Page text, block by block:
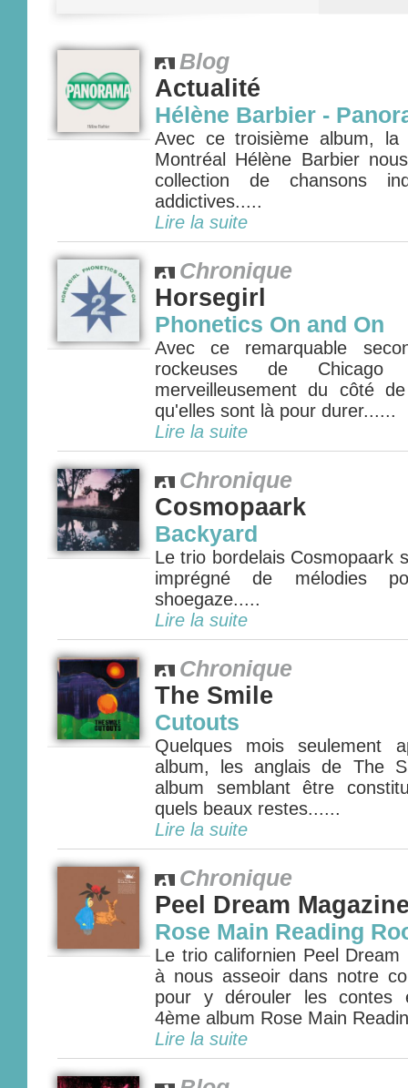
Blog
Actualité
Hélène Barbier -
Avec ce troisième album, la
Montréal Hélène Barbier
collection de chansons
addictives.....
Lire la suite
Chronique
Horsegirl
Phonetics On and On
Avec ce remarquable
rockeuses de Chicago
merveilleusement du côté
qu'elles sont là pour durer......
Lire la suite
Chronique
Cosmopaark
Backyard
Le trio bordelais Cosmopaark
imprégné de mélodies
shoegaze.....
Lire la suite
Chronique
The Smile
Cutouts
Quelques mois seulement
album, les anglais de The
album semblant être
quels beaux restes......
Lire la suite
Chronique
Peel Dream
Rose Main Reading
Le trio californien Peel
à nous asseoir dans notre
pour y dérouler les contes
4ème album Rose Main
Lire la suite